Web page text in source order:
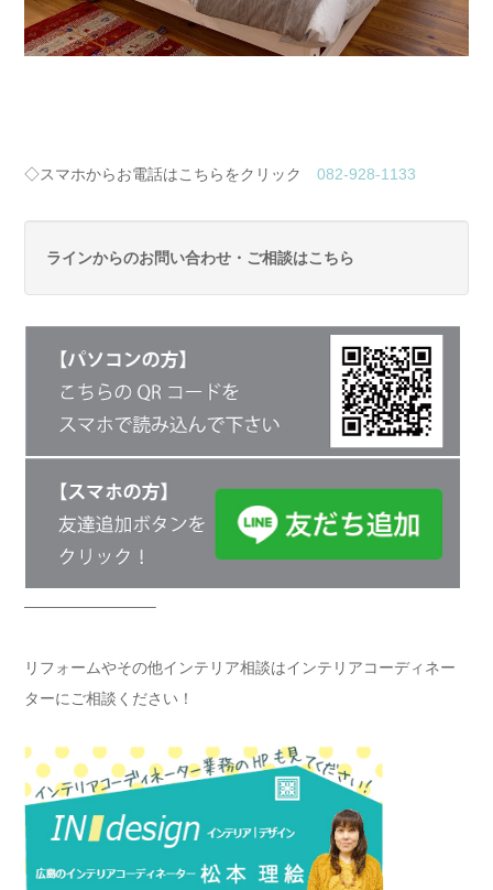
◇スマホからお電話はこちらをクリック 082-928-1133
ラインからのお問い合わせ・ご相談はこちら
————————–
リフォームやその他インテリア相談はインテリアコーディネー
ターにご相談ください！